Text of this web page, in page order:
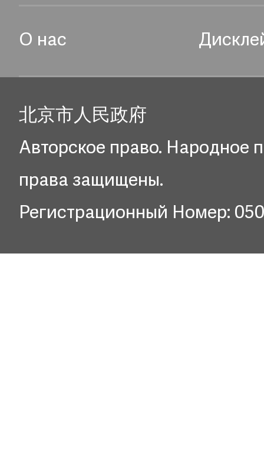
О нас
北京市人民政府
Авторское право. Народное
права защищены.
Регистрационный Номер: